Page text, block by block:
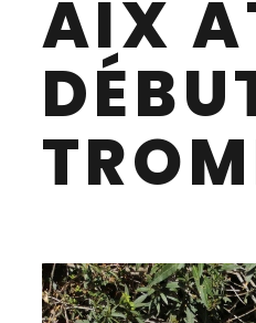
AIX